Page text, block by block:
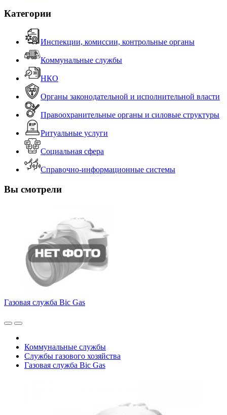
Категории
Инспекции, комиссии, контрольные органы
Коммунальные службы
НКО
Органы законодательной и исполнительной власти
Правоохранительные органы и силовые структуры
Ритуальные услуги
Социальная сфера
Справочно-информационные системы
Вы смотрели
Газовая служба Bic Gas
Коммунальные службы
Службы газового хозяйства
Газовая служба Bic Gas